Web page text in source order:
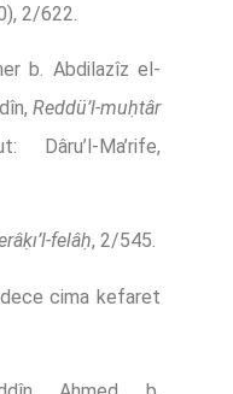
2/622.
b. Abdilazîz el-
Reddü’l-muḥtâr
Dâru’l-Ma’rife,
felâḥ, 2/545.
cima kefaret